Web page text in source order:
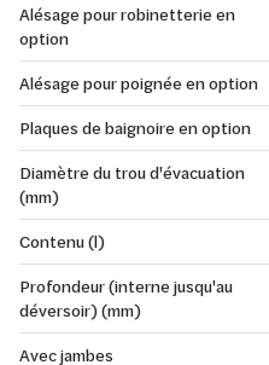
Alésage pour robinetterie en
option
Alésage pour poignée en option
Plaques de baignoire en option
Diamètre du trou d'évacuation
(mm)
Contenu (l)
Profondeur (interne jusqu'au
déversoir) (mm)
Avec jambes